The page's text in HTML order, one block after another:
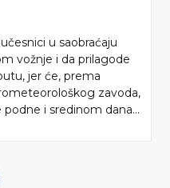
u saobraćaju
vožnje i da prilagode
jer će, prema
zavoda,
podne i sredinom dana...